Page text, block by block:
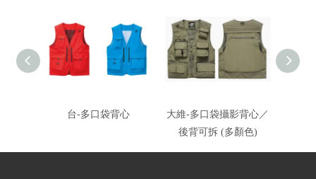
台-多口袋背心
大維-多口袋攝影背心／
後背可拆 (多顏色)